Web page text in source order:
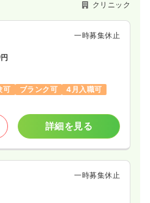
クリニック
一時募集休止
円
可 ブランク可
4月入職可
詳細を見る
一時募集休止